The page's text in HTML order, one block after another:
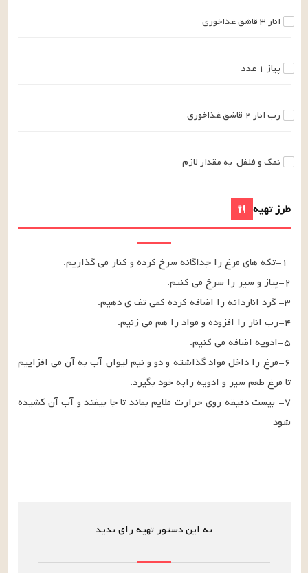
انار ۳قاشق غذاخوری
پیاز ۱ عدد
رب انار ۲ قاشق غذاخوری
نمک و فلفل به مقدار لازم
طرز تهیه
شود
به این دستور تهیه رای بدید